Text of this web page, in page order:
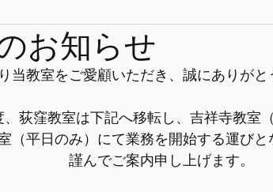
お知らせ
当教室をご愛顧いただき、誠にありがと
荻窪教室は下記へ移転し、吉祥寺教室
（平日のみ）にて業務を開始する運びと
謹んでご案内申し上げます。